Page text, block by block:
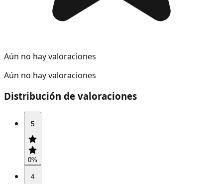
Aún no hay valoraciones
Aún no hay valoraciones
Distribución de valoraciones
5
0%
4